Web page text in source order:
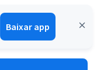
Baixar app
Entrar